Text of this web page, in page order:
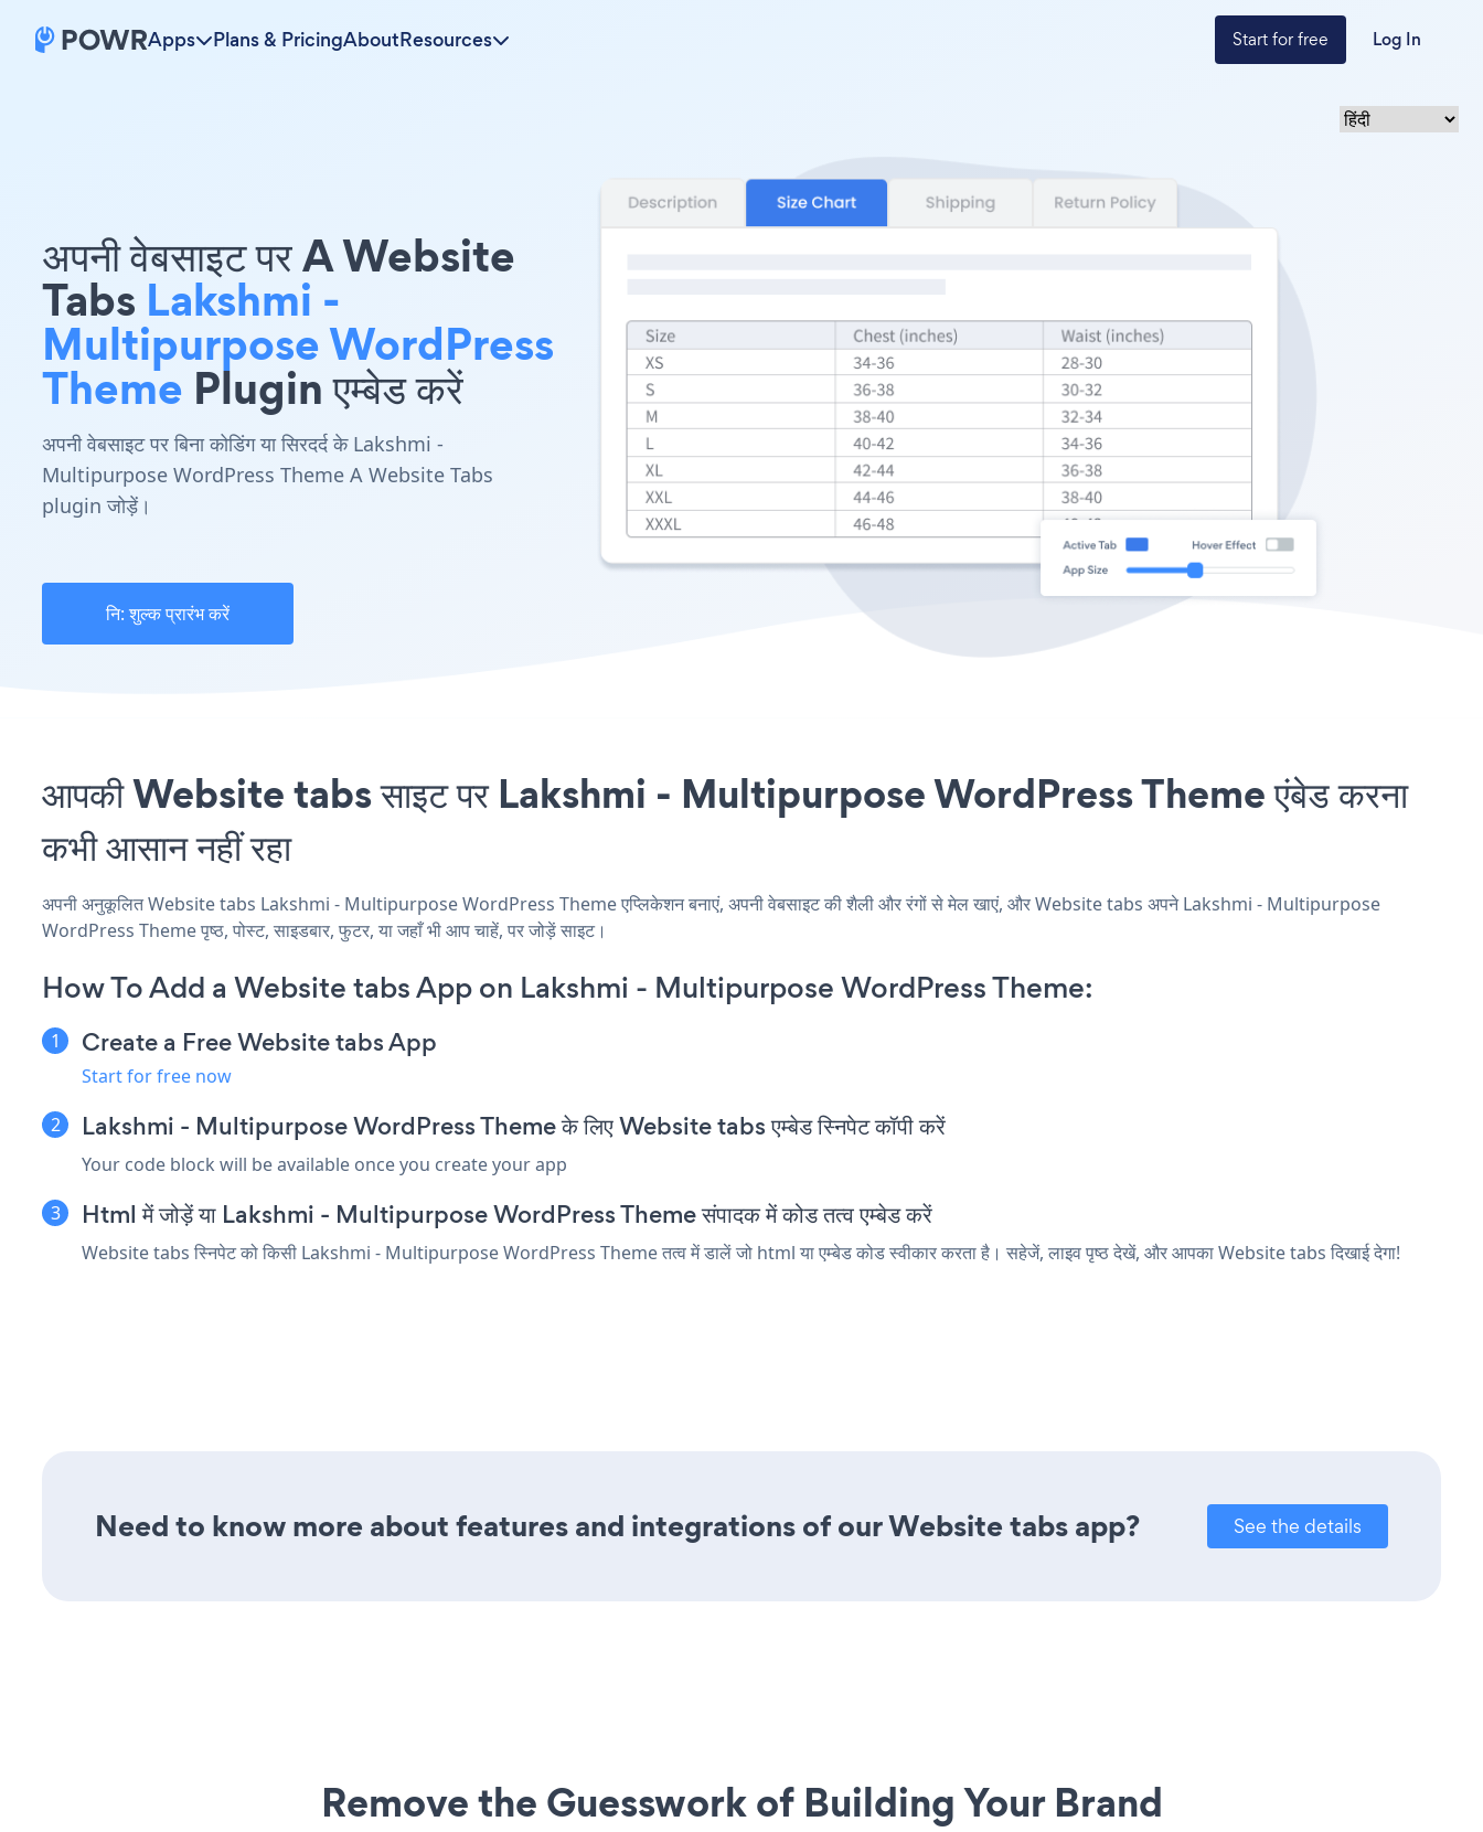
Apps Plans & PricingAboutResources Start for free Log In
अपनी वेबसाइट पर A Website
Tabs Lakshmi -
Multipurpose WordPress
Theme Plugin एम्बेड करें
अपनी वेबसाइट पर बिना कोडिंग या सिरदर्द के Lakshmi -
Multipurpose WordPress Theme A Website Tabs
plugin जोड़ें।
नि: शुल्क प्रारंभ करें
आपकी Website tabs साइट पर Lakshmi - Multipurpose WordPress Theme एंबेड करना
कभी आसान नहीं रहा
अपनी अनुकूलित Website tabs Lakshmi - Multipurpose WordPress Theme एप्लिकेशन बनाएं, अपनी वेबसाइट की शैली और रंगों से मेल खाएं, और Website tabs अपने Lakshmi - Multipurpose
WordPress Theme पृष्ठ, पोस्ट, साइडबार, फुटर, या जहाँ भी आप चाहें, पर जोड़ें साइट।
How To Add a Website tabs App on Lakshmi - Multipurpose WordPress Theme:
Create a Free Website tabs App
Start for free now
Lakshmi - Multipurpose WordPress Theme के लिए Website tabs एम्बेड स्निपेट कॉपी करें
Your code block will be available once you create your app
Html में जोड़ें या Lakshmi - Multipurpose WordPress Theme संपादक में कोड तत्व एम्बेड करें
Website tabs स्निपेट को किसी Lakshmi - Multipurpose WordPress Theme तत्व में डालें जो html या एम्बेड कोड स्वीकार करता है। सहेजें, लाइव पृष्ठ देखें, और आपका Website tabs दिखाई देगा!
Need to know more about features and integrations of our Website tabs app? See the details
Remove the Guesswork of Building Your Brand